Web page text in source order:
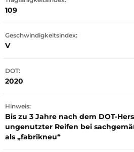
109
Geschwindigkeitsindex:
V
DOT:
2020
Hinweis:
Bis zu 3 Jahre nach dem DOT-
ungenutzter Reifen bei
als „fabrikneu“